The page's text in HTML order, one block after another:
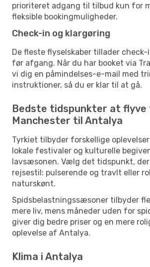
prioriteret adgang til tilbud kun for
fleksible bookingmuligheder.
Check-in og klargøring
De fleste flyselskaber tillader
før afgang. Når du har booket via
vi dig en påmindelses-e-mail med
instruktioner, så du er klar til at gå.
Bedste tidspunkter at flyve
Manchester til Antalya
Tyrkiet tilbyder forskellige
lokale festivaler og kulturelle
lavsæsonen. Vælg det tidspunkt,
rejsestil: pulserende og travlt eller
naturskønt.
Spidsbelastningssæsoner tilbyder
mere liv, mens måneder uden for
giver dig bedre priser og en mere
oplevelse af Antalya.
Klima i Antalya